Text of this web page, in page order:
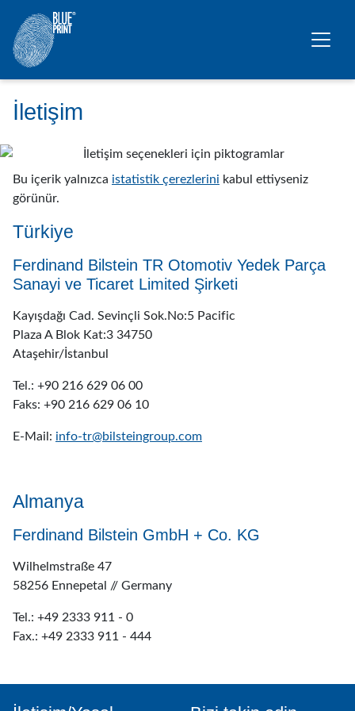
İletişim
Bu içerik yalnızca istatistik çerezlerini kabul ettiyseniz
görünür.
Türkiye
Ferdinand Bilstein TR Otomotiv Yedek Parça
Sanayi ve Ticaret Limited Şirketi
Kayışdağı Cad. Sevinçli Sok.No:5 Pacific
Plaza A Blok Kat:3 34750
Ataşehir/İstanbul
Tel.: +90 216 629 06 00
Faks: +90 216 629 06 10
E-Mail: info-tr@bilsteingroup.com
Almanya
Ferdinand Bilstein GmbH + Co. KG
Wilhelmstraße 47
58256 Ennepetal // Germany
Tel.: +49 2333 911 - 0
Fax.: +49 2333 911 - 444